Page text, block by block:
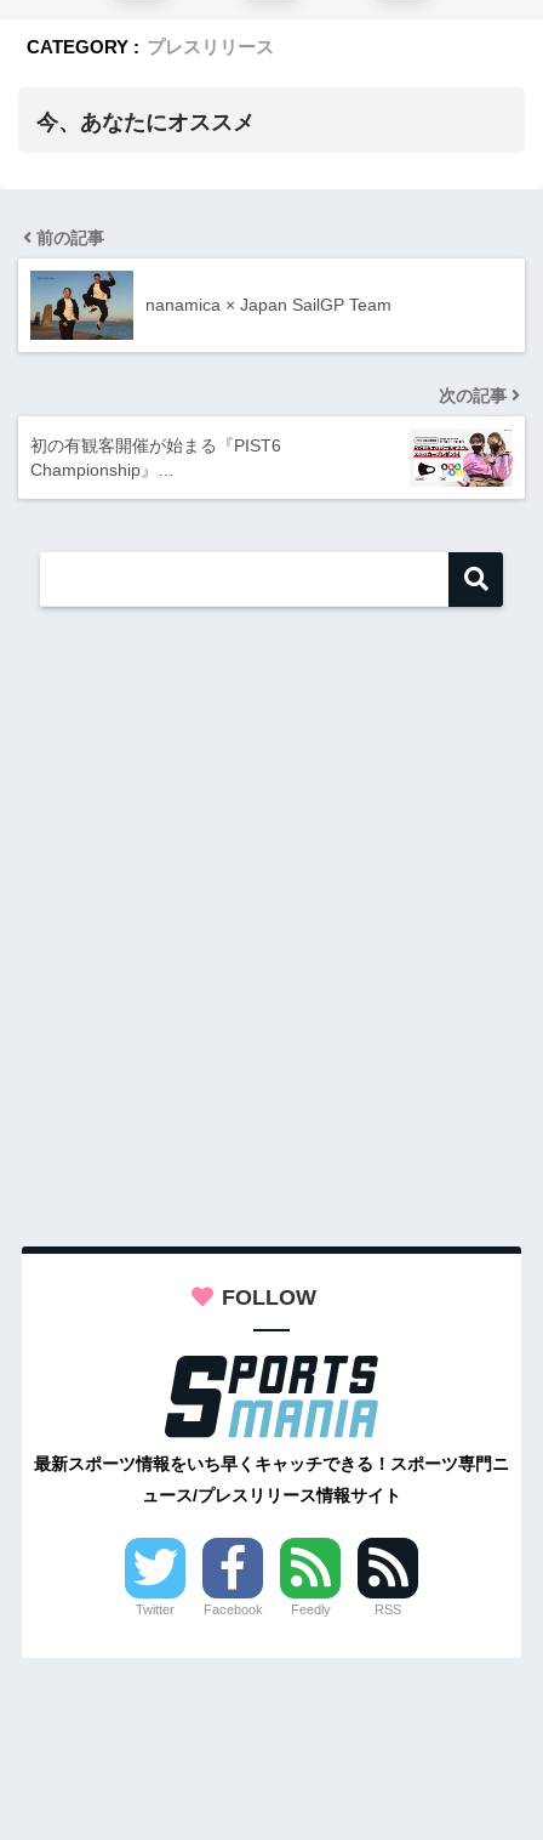
CATEGORY : プレスリリース
今、あなたにオススメ
前の記事
nanamica × Japan SailGP Team
次の記事
初の有観客開催が始まる『PIST6
Championship』…
FOLLOW
最新スポーツ情報をいち早くキャッチできる！スポーツ専門ニ
ュース/プレスリリース情報サイト
Twitter Facebook Feedly RSS